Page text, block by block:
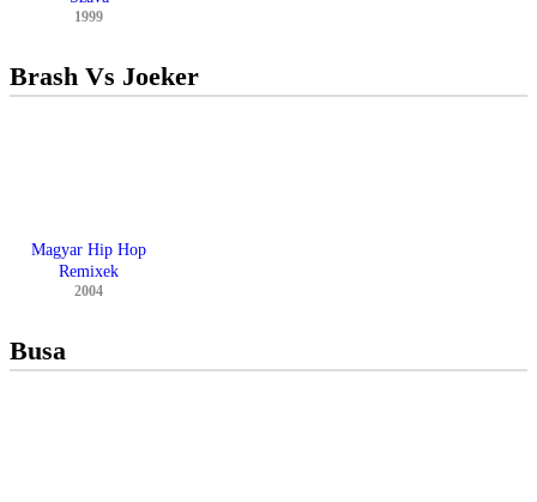
1999
Brash Vs Joeker
Magyar Hip Hop
Remixek
2004
Busa